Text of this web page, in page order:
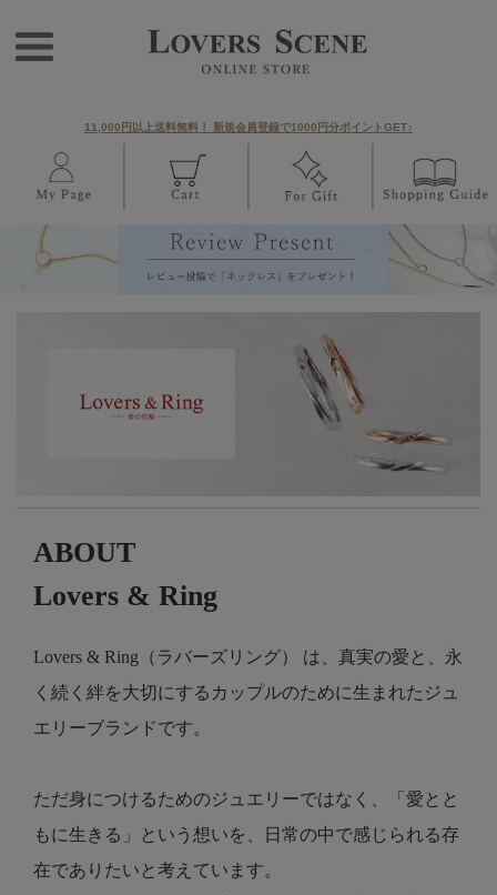
11,000円以上送料無料！ 新規会員登録で1000円分ポイントGET♪
ABOUT
Lovers & Ring
Lovers & Ring（ラバーズリング） は、真実の愛と、永
く続く絆を大切にするカップルのために生まれたジュ
エリーブランドです。
ただ身につけるためのジュエリーではなく、「愛とと
もに生きる」という想いを、日常の中で感じられる存
在でありたいと考えています。